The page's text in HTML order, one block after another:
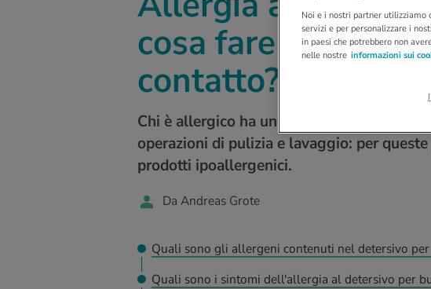
cosa fare contro
contatto?
Chi è allergico ha una pelle sensibile e
operazioni di pulizia e lavaggio: per
prodotti ipoallergenici.
Da Andreas Grote
Quali sono gli allergeni contenuti nel detersivo per
Quali sono i sintomi dell'allergia al detersivo per
Noi e i nostri partner
servizi e per personalizzare i
in paesi che potrebbero non
nelle nostre informazioni sui